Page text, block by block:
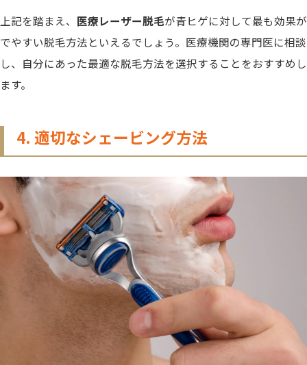
上記を踏まえ、 医療レーザー脱毛が青ヒゲに対して最も効果が
でやすい脱毛方法といえるでしょう。 医療機関の専門医に相談
し、自分にあった最適な脱毛方法を選択することをおすすめし
ます。
4. 適切なシェービング方法